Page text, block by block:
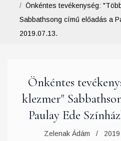
Önkéntes tevékenység:
Sabbathsong című előadás a
2019.07.13.
Önkéntes
klezmer"
Paulay Ede
Zelenak Ádám 2019